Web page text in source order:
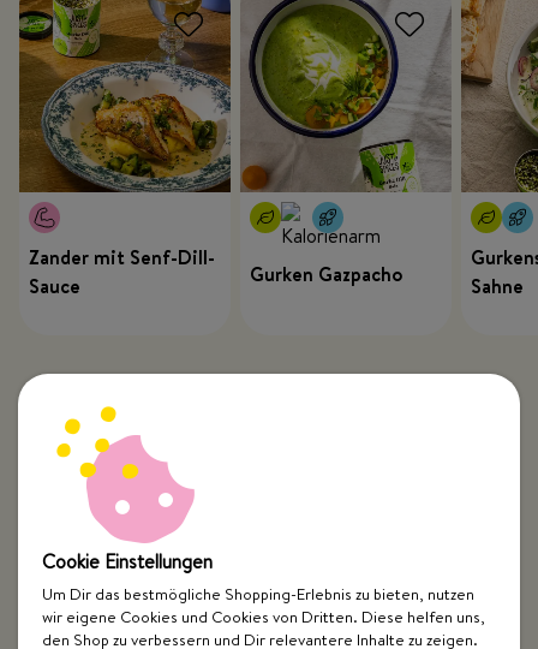
Zander mit Senf-Dill-
Sauce
Gurken Gazpacho
Sahne
Top Kategorien
Cookie Einstellungen
Um Dir das bestmögliche Shopping-Erlebnis zu bieten, nutzen
wir eigene Cookies und Cookies von Dritten. Diese helfen uns,
den Shop zu verbessern und Dir relevantere Inhalte zu zeigen.